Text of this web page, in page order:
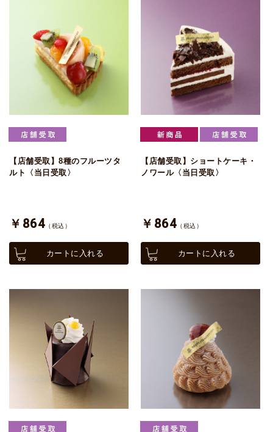
【店舗受取】8種のフルーツタ
ルト〈当日受取〉
￥864 （税込）
カートに入れる
【店舗受取】ショートケーキ・
ノワール〈当日受取〉
￥864 （税込）
カートに入れる